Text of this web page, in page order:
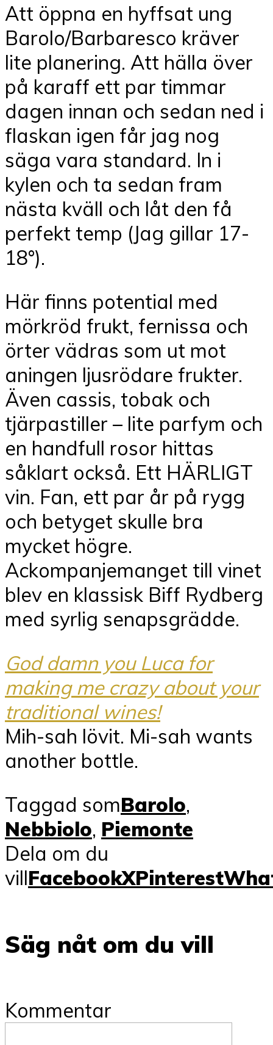
Att öppna en hyffsat ung
Barolo/Barbaresco kräver
lite planering. Att hälla över
på karaff ett par timmar
dagen innan och sedan ned i
flaskan igen får jag nog
säga vara standard. In i
kylen och ta sedan fram
nästa kväll och låt den få
perfekt temp (Jag gillar 17-
18°).
Här finns potential med
mörkröd frukt, fernissa och
örter vädras som ut mot
aningen ljusrödare frukter.
Även cassis, tobak och
tjärpastiller – lite parfym och
en handfull rosor hittas
såklart också. Ett HÄRLIGT
vin. Fan, ett par år på rygg
och betyget skulle bra
mycket högre.
Ackompanjemanget till vinet
blev en klassisk Biff Rydberg
med syrlig senapsgrädde.
God damn you Luca for
making me crazy about your
traditional wines!
Mih-sah lövit. Mi-sah wants
another bottle.
Taggad somBarolo,
Nebbiolo, Piemonte
Dela om du
villFacebookXPinterest
Säg nåt om du vill
Kommentar